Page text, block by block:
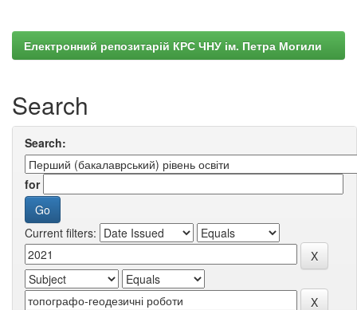
Електронний репозитарій КРС ЧНУ ім. Петра Могили
Search
Search:
for
Current filters: